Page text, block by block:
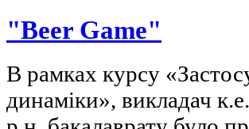
"Beer Game"
В рамках курсу
динаміки», викладач